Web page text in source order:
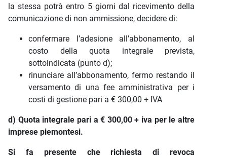
la stessa potrà entro 5 giorni dal ricevimento della
comunicazione di non ammissione, decidere di:
confermare l’adesione all’abbonamento, al
costo della quota integrale prevista,
sottoindicata (punto d);
rinunciare all’abbonamento, fermo restando il
versamento di una fee amministrativa per i
costi di gestione pari a € 300,00 + IVA
d) Quota integrale pari a € 300,00 + iva per le altre
imprese piemontesi.
Si fa presente che richiesta di revoca